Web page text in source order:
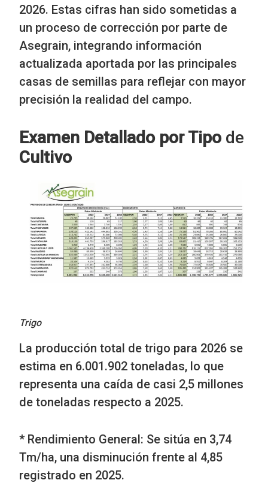
2026. Estas cifras han sido sometidas a
un proceso de corrección por parte de
Asegrain, integrando información
actualizada aportada por las principales
casas de semillas para reflejar con mayor
precisión la realidad del campo.
Examen Detallado por Tipode
Cultivo
Trigo
La producción total de trigo para 2026 se
estima en 6.001.902 toneladas, lo que
representa una caída de casi 2,5 millones
de toneladas respecto a 2025.
* Rendimiento General: Se sitúa en 3,74
Tm/ha, una disminución frente al 4,85
registrado en 2025.